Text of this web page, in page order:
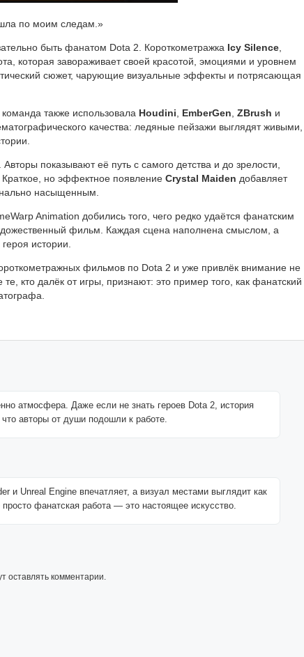
шла по моим следам.»
быть фанатом Dota 2. Короткометражка Icy Silence
которая завораживает своей красотой, эмоциями и уровнем
сюжет, чарующие визуальные эффекты и потрясающая
также использовала Houdini EmberGen ZBrush и
качества: ледяные пейзажи выглядят живыми,
Авторы показывают её путь с самого детства и до зрелости,
Краткое, но эффектное появление Crystal Maiden добавляет
насыщенным.
Animation добились того, чего редко удаётся фанатским
фильм. Каждая сцена наполнена смыслом, а
истории.
фильмов по Dota 2 и уже привлёк внимание не
кто далёк от игры, признают: это пример того, как фанатский
атмосфера. Даже если не знать героев Dota 2, история
авторы от души подошли к работе.
и Unreal Engine впечатляет, а визуал местами выглядит как
фанатская работа — это настоящее искусство.
оставлять комментарии.